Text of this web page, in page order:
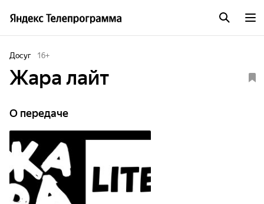
Досуг 16+
Жара лайт
О передаче